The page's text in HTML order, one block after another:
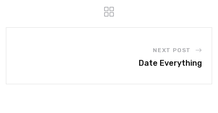
NEXT POST
Date Everything